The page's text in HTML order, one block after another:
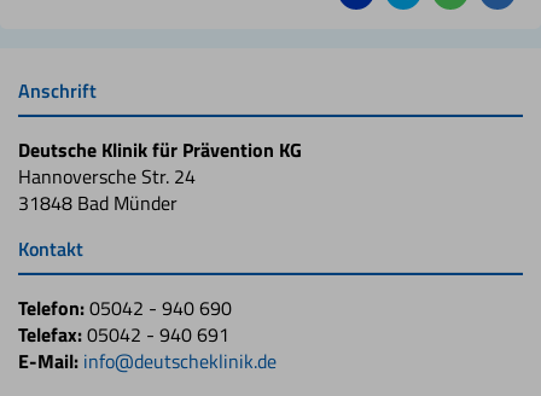
Anschrift
Deutsche Klinik für Prävention KG
Hannoversche Str. 24
31848 Bad Münder
Kontakt
Telefon:05042 - 940 690
Telefax:05042 - 940 691
E-Mail: info@deutscheklinik.de